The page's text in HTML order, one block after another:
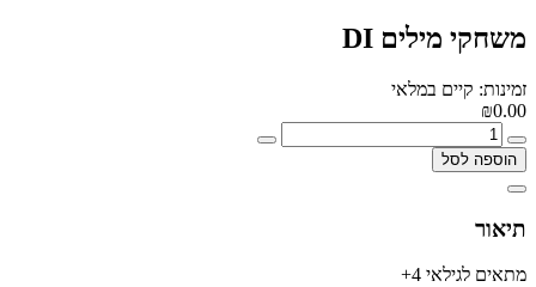
משחקי מילים DI
זמינות: קיים במלאי
₪0.00
הוספה לסל
תיאור
מתאים לגילאי 4+